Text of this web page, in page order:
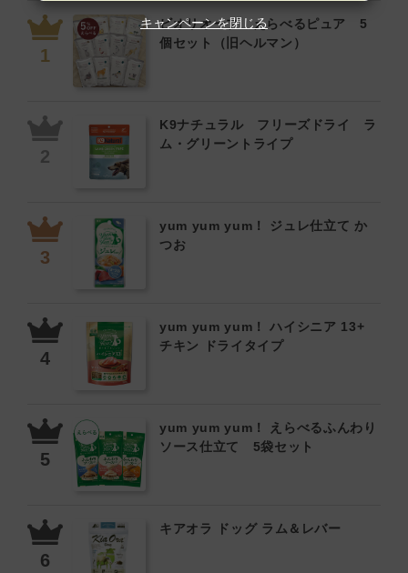
ビオリオーブ えらべるピュア 5
個セット（旧ヘルマン）
K9ナチュラル フリーズドライ ラ
ム・グリーントライプ
yum yum yum！ ジュレ仕立て か
つお
yum yum yum！ ハイシニア 13+
チキン ドライタイプ
yum yum yum！ えらべるふんわり
ソース仕立て 5袋セット
キアオラ ドッグ ラム＆レバー
キャンペーンを閉じる